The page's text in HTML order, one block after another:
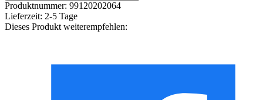
Produktnummer: 99120202064
Lieferzeit: 2-5 Tage
Dieses Produkt weiterempfehlen: